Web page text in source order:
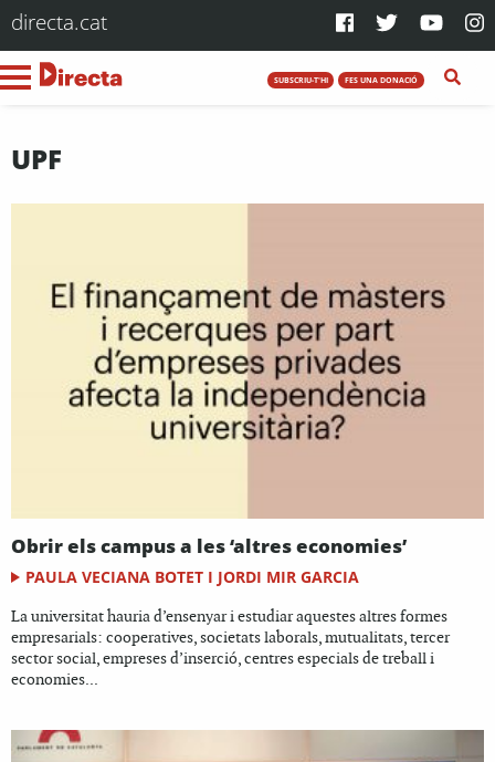
directa.cat
SUBSCRIU-T'HI FES UNA DONACIÓ
UPF
Obrir els campus a les ‘altres economies’
PAULA VECIANA BOTET I JORDI MIR GARCIA
La universitat hauria d’ensenyar i estudiar aquestes altres formes
empresarials: cooperatives, societats laborals, mutualitats, tercer
sector social, empreses d’inserció, centres especials de treball i
economies...